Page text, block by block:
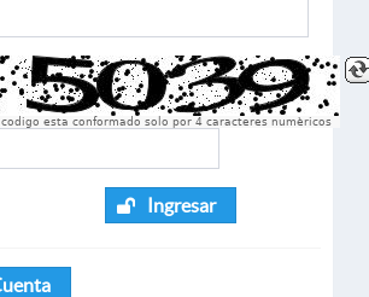
codigo esta conformado solo por 4 caracteres numèricos
Ingresar